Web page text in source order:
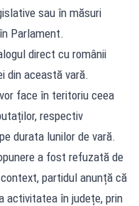
sau în măsuri
Parlament.
direct cu românii
din această vară.
face în teritoriu ceea
respectiv
durata lunilor de vară.
a fost refuzată de
partidul anunță că
activitatea în județe, prin